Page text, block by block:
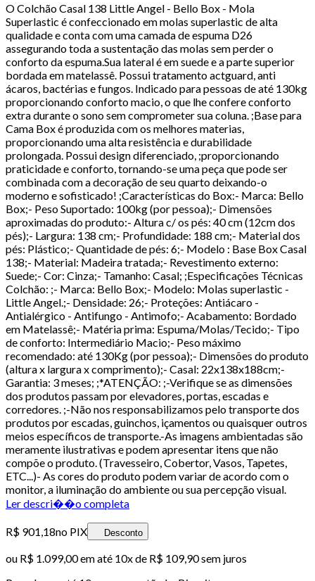
O Colchão Casal 138 Little Angel - Bello Box - Mola
Superlastic é confeccionado em molas superlastic de alta
qualidade e conta com uma camada de espuma D26
assegurando toda a sustentação das molas sem perder o
conforto da espuma.Sua lateral é em suede e a parte superior
bordada em matelassê. Possui tratamento actguard, anti
ácaros, bactérias e fungos. Indicado para pessoas de até 130kg
proporcionando conforto macio, o que lhe confere conforto
extra durante o sono sem comprometer sua coluna. ;Base para
Cama Box é produzida com os melhores materias,
proporcionando uma alta resistência e durabilidade
prolongada. Possui design diferenciado, ;proporcionando
praticidade e conforto, tornando-se uma peça que pode ser
combinada com a decoração de seu quarto deixando-o
moderno e sofisticado! ;Características do Box:- Marca: Bello
Box;- Peso Suportado: 100kg (por pessoa);- Dimensões
aproximadas do produto:- Altura c/ os pés: 40 cm (12cm dos
pés);- Largura: 138 cm;- Profundidade: 188 cm;- Material dos
pés: Plástico;- Quantidade de pés: 6;- Modelo : Base Box Casal
138;- Material: Madeira tratada;- Revestimento externo:
Suede;- Cor: Cinza;- Tamanho: Casal; ;Especificações Técnicas
Colchão: ;- Marca: Bello Box;- Modelo: Molas superlastic -
Little Angel.;- Densidade: 26;- Proteções: Antiácaro -
Antialérgico - Antifungo - Antimofo;- Acabamento: Bordado
em Matelassê;- Matéria prima: Espuma/Molas/Tecido;- Tipo
de conforto: Intermediário Macio;- Peso máximo
recomendado: até 130Kg (por pessoa);- Dimensões do produto
(altura x largura x comprimento);- Casal: 22x138x188cm;-
Garantia: 3 meses; ;*ATENÇÃO: ;-Verifique se as dimensões
dos produtos passam por elevadores, portas, escadas e
corredores. ;-Não nos responsabilizamos pelo transporte dos
produtos por escadas, guinchos, içamentos ou quaisquer outros
meios específicos de transporte.-As imagens ambientadas são
meramente ilustrativas e podem apresentar itens que não
compõe o produto. (Travesseiro, Cobertor, Vasos, Tapetes,
ETC...)- As cores do produto podem variar de acordo com o
monitor, a iluminação do ambiente ou sua percepção visual.
Ler descri��o completa
R$ 901,18no PIX Desconto
ou R$ 1.099,00em até 10x de R$ 109,90 sem juros